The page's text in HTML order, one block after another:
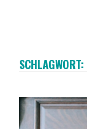
SCHLAGWORT: